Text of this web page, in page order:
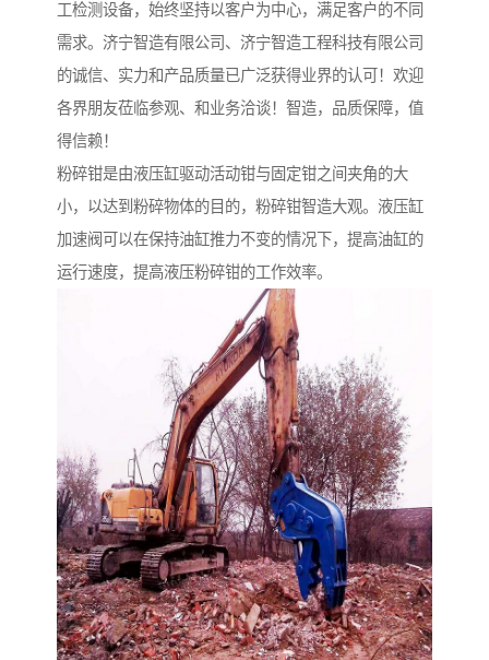
工检测设备，始终坚持以客户为中心，满足客户的不同
需求。济宁智造有限公司、济宁智造工程科技有限公司
的诚信、实力和产品质量已广泛获得业界的认可！欢迎
各界朋友莅临参观、和业务洽谈！智造，品质保障，值
得信赖！
粉碎钳是由液压缸驱动活动钳与固定钳之间夹角的大
小，以达到粉碎物体的目的，粉碎钳智造大观。液压缸
加速阀可以在保持油缸推力不变的情况下，提高油缸的
运行速度，提高液压粉碎钳的工作效率。